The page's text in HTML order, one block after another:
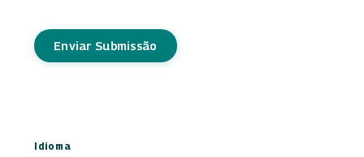
Enviar Submissão
Idioma